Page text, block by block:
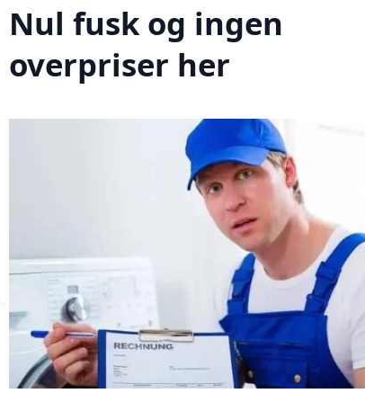
Nul fusk og ingen
overpriser her